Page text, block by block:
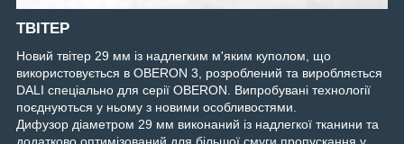
ТВІТЕР
Новий твітер 29 мм із надлегким м'яким куполом, що
використовується в OBERON 3, розроблений та виробляється
DALI спеціально для серії OBERON. Випробувані технології
поєднуються у ньому з новими особливостями.
Дифузор діаметром 29 мм виконаний із надлегкої тканини та